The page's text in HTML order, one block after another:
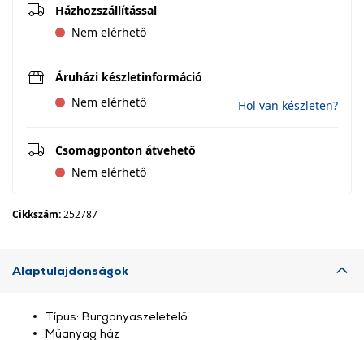
Házhozszállítással
Nem elérhető
Áruházi készletinformáció
Nem elérhető
Hol van készleten?
Csomagponton átvehető
Nem elérhető
Cikkszám:252787
Alaptulajdonságok
Típus: Burgonyaszeletelő
Műanyag ház